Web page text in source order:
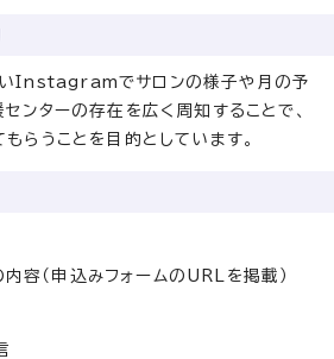
Instagramでサロンの様子や月の予
ンターの存在を広く周知することで、
らうことを目的としています。
容（申込みフォームのURLを掲載）